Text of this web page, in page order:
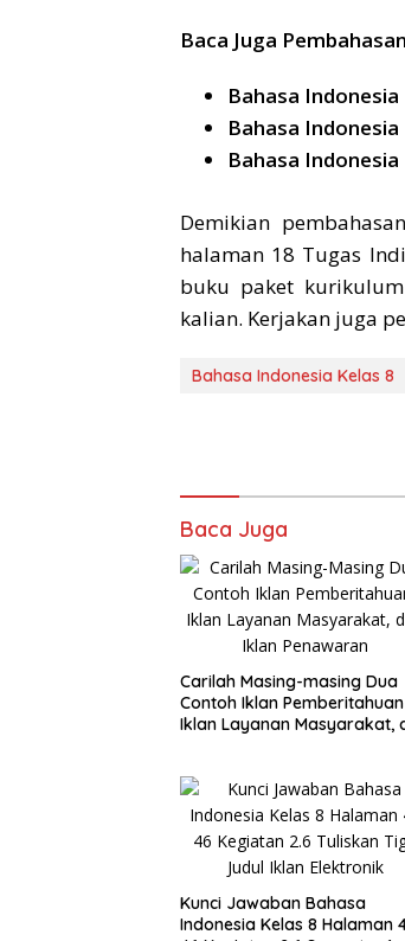
Baca Juga
Bahasa
Bahasa
Bahasa
Demikian
halaman 18 Tugas
buku paket
kalian. Kerjakan juga
Bahasa Indonesia Kelas 8
Baca Juga
Carilah Masing-masing Dua
Contoh Iklan Pemberitahuan
Iklan Layanan Masyarakat,
Kunci Jawaban Bahasa
Indonesia Kelas 8 Halaman